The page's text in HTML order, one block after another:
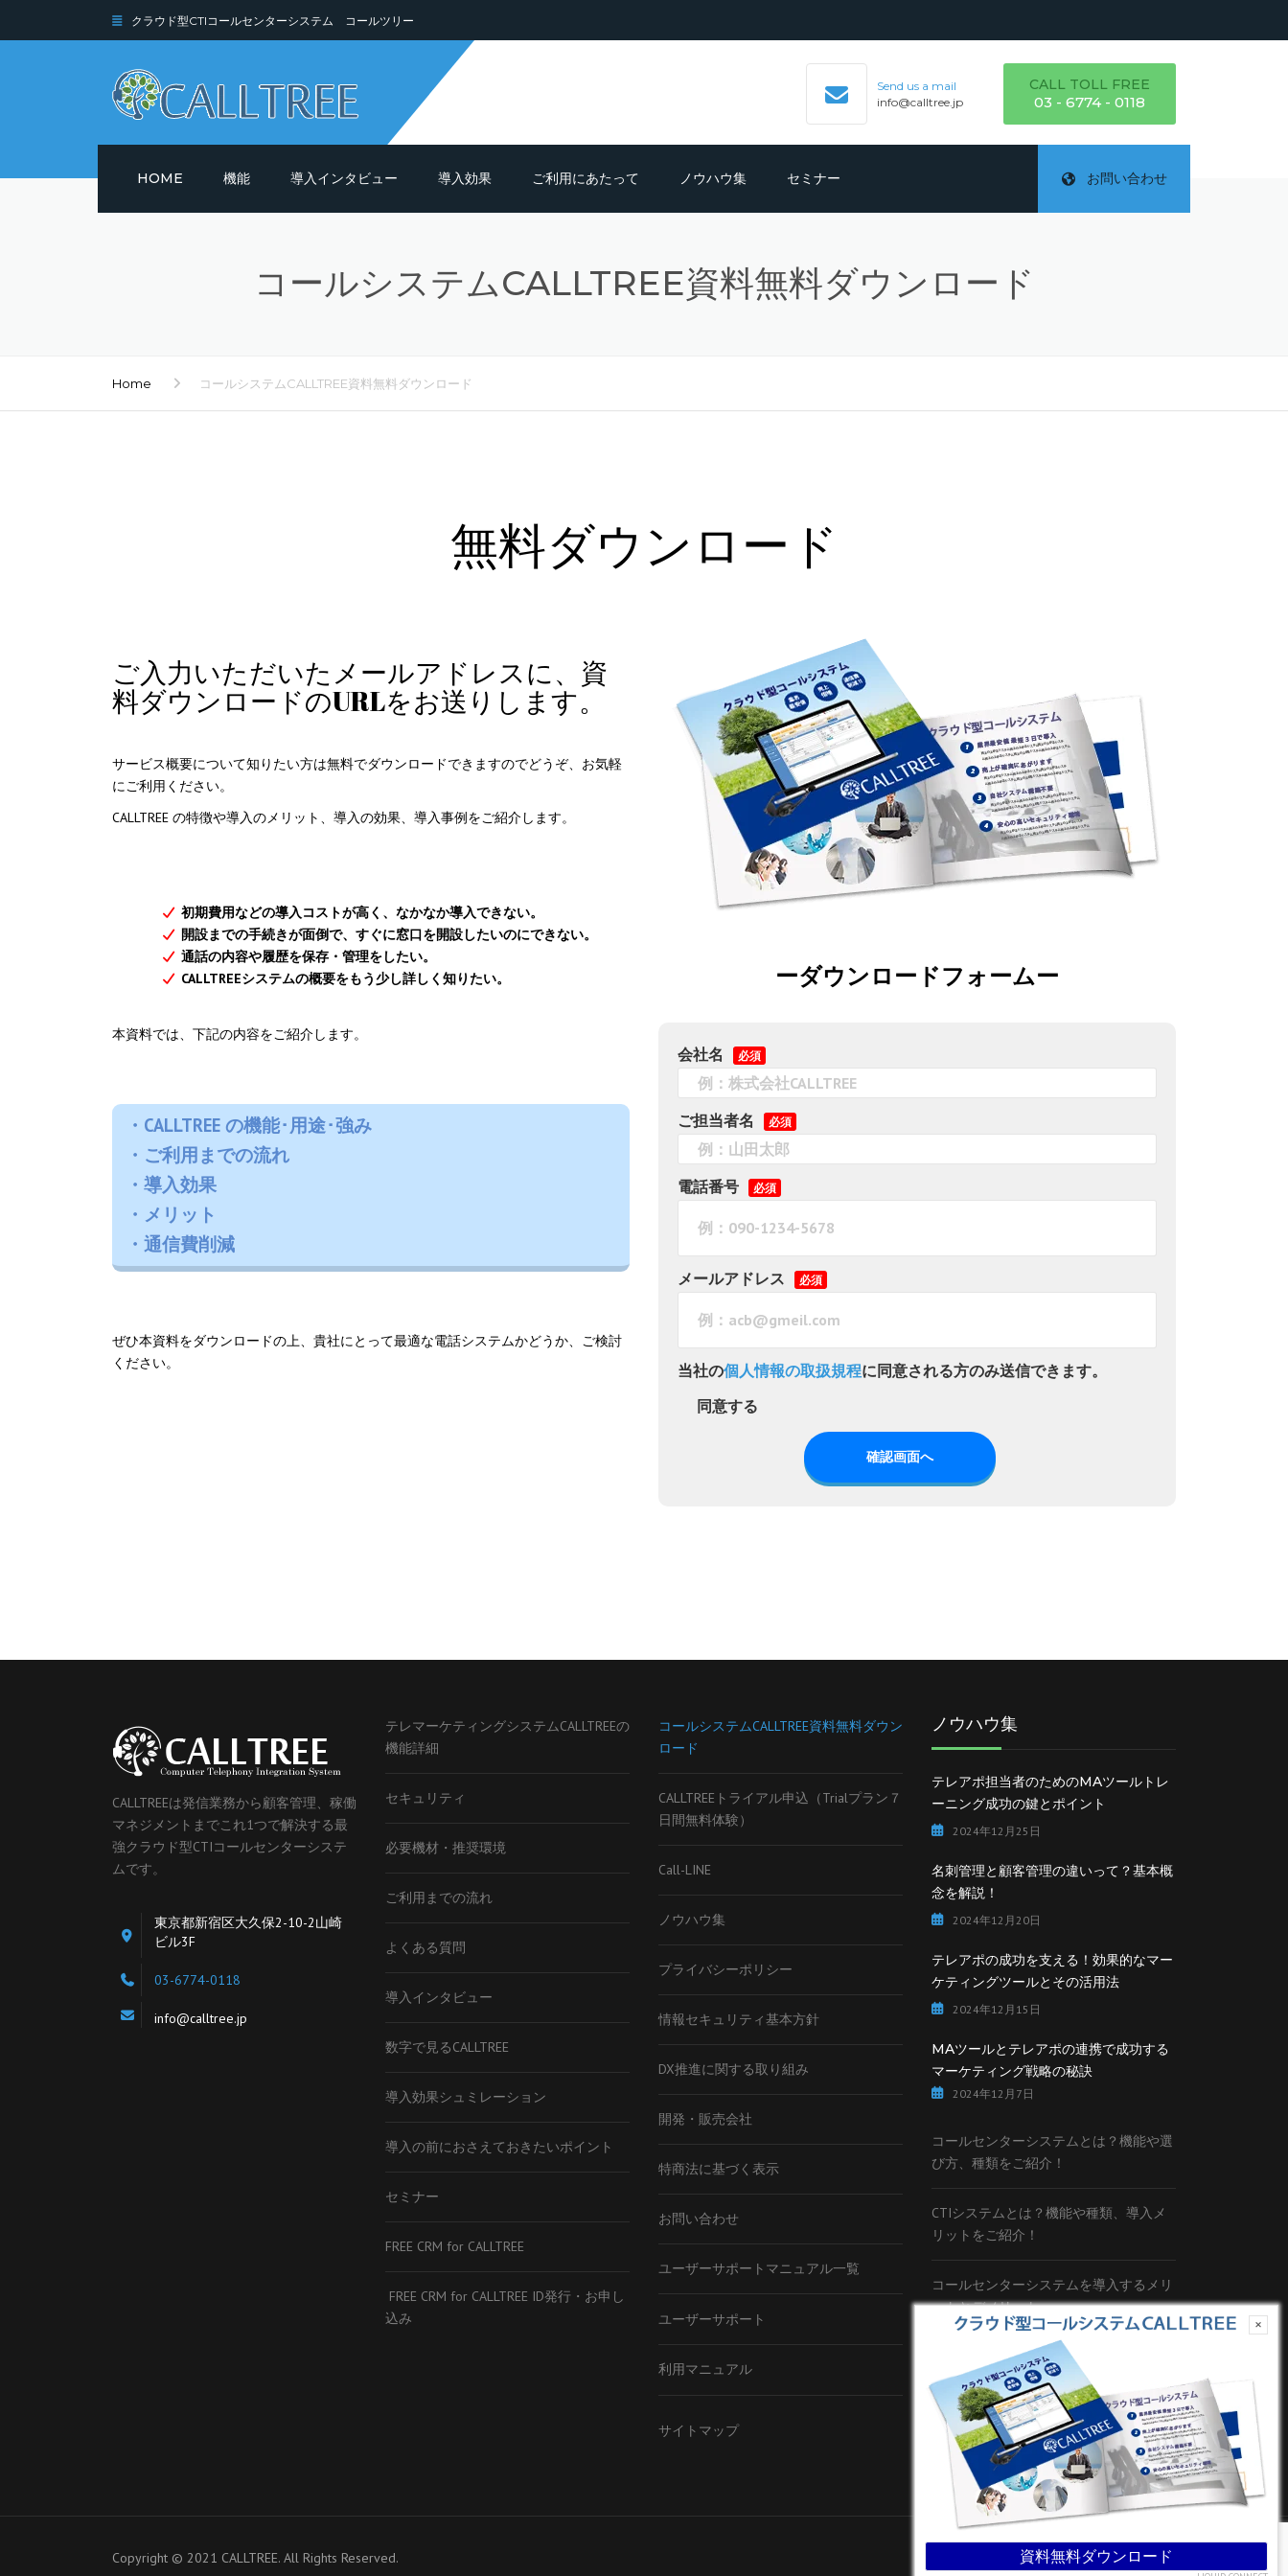
クラウド型CTIコールセンターシステム コールツリー
Send us a mail
info@calltree.jp
CALL TOLL FREE
03 - 6774 - 0118
お問い合わせ
HOME 機能
セキュリティ
導入インタビュー 導入効果
導入効果シュミレーション
ご利用にあたって
ご利用までの流れ
ノウハウ集
CTIシステムとは？導入メリットもご
紹介
テレマーケティングシステム機能詳
コールセンターの言葉遣いを総ざら
い！
コールセンター業務の効率化の方法
は
インサイドセールスツールのおすす
め6種！
セミナー
コールシステムCALLTREE資料無料ダウンロード
Home コールシステムCALLTREE資料無料ダウンロード
無料ダウンロード
ご入力いただいたメールアドレスに、資
料ダウンロードのURLをお送りします。
サービス概要について知りたい方は無料でダウンロードできますのでどうぞ、お気軽
にご利用ください。
CALLTREE の特徴や導入のメリット、導入の効果、導入事例をご紹介します。
初期費用などの導入コストが高く、なかなか導入できない。
開設までの手続きが面倒で、すぐに窓口を開設したいのにできない。
通話の内容や履歴を保存・管理をしたい。
CALLTREEシステムの概要をもう少し詳しく知りたい。
本資料では、下記の内容をご紹介します。
・CALLTREE の機能･用途･強み
・ご利用までの流れ
・導入効果
・メリット
・通信費削減
ぜひ本資料をダウンロードの上、貴社にとって最適な電話システムかどうか、ご検討
ください。
ーダウンロードフォームー
会社名 必須
ご担当者名 必須
電話番号 必須
メールアドレス 必須
当社の個人情報の取扱規程に同意される方のみ送信できます。
同意する
CALLTREEは発信業務から顧客管理、稼働
マネジメントまでこれ1つで解決する最
強クラウド型CTIコールセンターシステ
ムです。
東京都新宿区大久保2-10-2山崎
ビル3F
03-6774-0118
info@calltree.jp
テレマーケティングシステムCALLTREEの
機能詳細
セキュリティ
必要機材・推奨環境
ご利用までの流れ
よくある質問
導入インタビュー
数字で見るCALLTREE
導入効果シュミレーション
導入の前におさえておきたいポイント
セミナー
FREE CRM for CALLTREE
FREE CRM for CALLTREE ID発行・お申し
込み
コールシステムCALLTREE資料無料ダウン
ロード
CALLTREEトライアル申込（Trialプラン７
日間無料体験）
Call-LINE
ノウハウ集
プライバシーポリシー
情報セキュリティ基本方針
DX推進に関する取り組み
開発・販売会社
特商法に基づく表示
お問い合わせ
ユーザーサポートマニュアル一覧
ユーザーサポート
利用マニュアル
サイトマップ
ノウハウ集
テレアポ担当者のためのMAツールトレ
ーニング成功の鍵とポイント
2024年12月25日
名刺管理と顧客管理の違いって？基本概
念を解説！
2024年12月20日
テレアポの成功を支える！効果的なマー
ケティングツールとその活用法
2024年12月15日
MAツールとテレアポの連携で成功する
マーケティング戦略の秘訣
2024年12月7日
コールセンターシステムとは？機能や選
び方、種類をご紹介！
CTIシステムとは？機能や種類、導入メ
リットをご紹介！
コールセンターシステムを導入するメリ
ットとデメリット
コールセンターの言葉遣いを総ざらい！
コールセンターのモニタリング機能を徹
底解説！評価基準や成功する方法とは？
Copyright © 2021 CALLTREE. All Rights Reserved. 資料無料ダウンロード
×